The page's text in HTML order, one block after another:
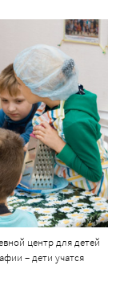
центр для детей
– дети учатся